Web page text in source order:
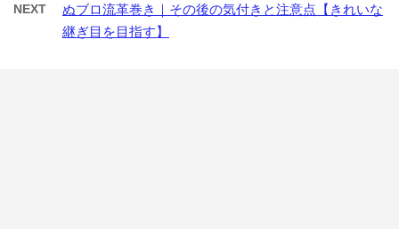
NEXT
ぬブロ流革巻き｜その後の気付きと注意点【きれいな
継ぎ目を目指す】